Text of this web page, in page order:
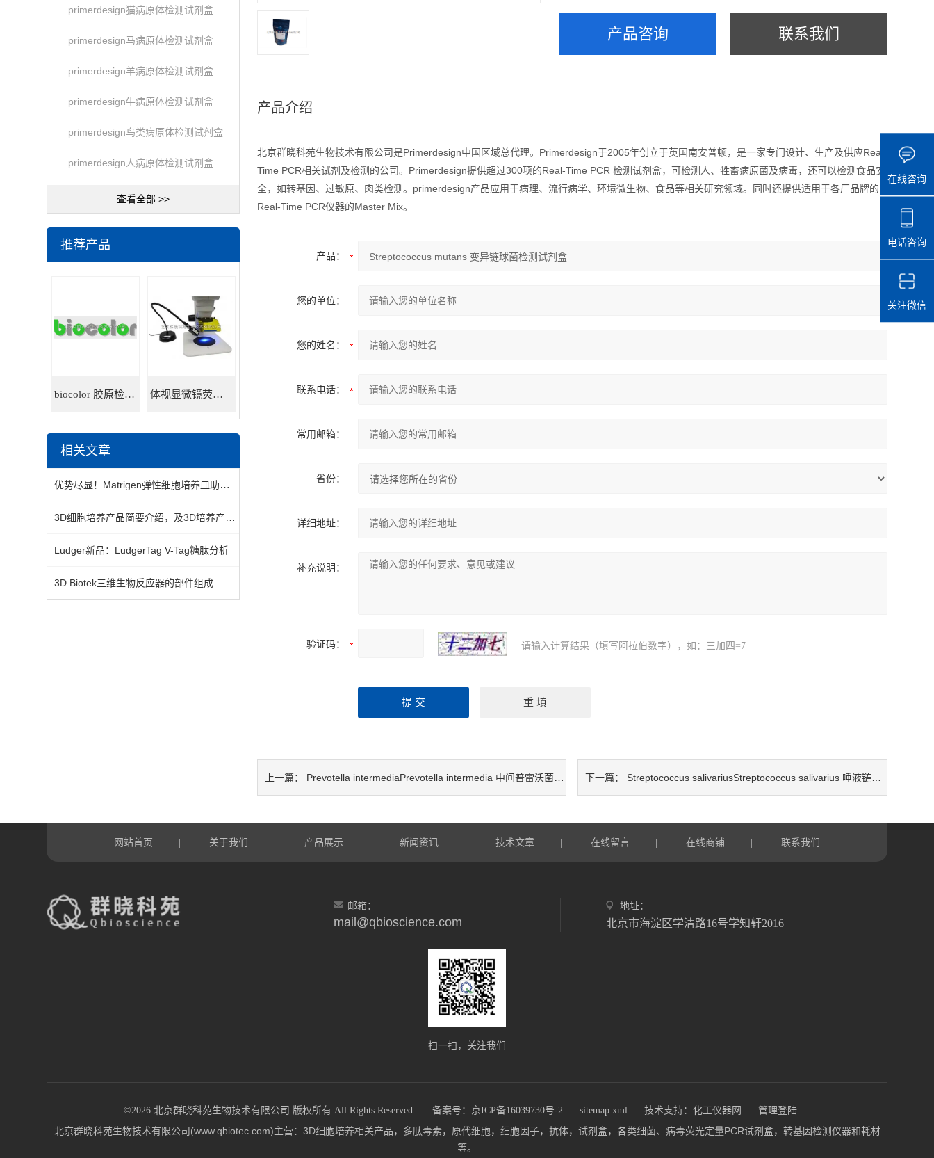
primerdesign猫病原体检测试剂盒
primerdesign马病原体检测试剂盒
primerdesign羊病原体检测试剂盒
primerdesign牛病原体检测试剂盒
primerdesign鸟类病原体检测试剂盒
primerdesign人病原体检测试剂盒
查看全部 >>
推荐产品
biocolor 胶原检测试剂盒 体视显微镜荧光适配器
相关文章
优势尽显！Matrigen弹性细胞培养皿助力高效细胞培养
3D细胞培养产品简要介绍，及3D培养产品的分类
Ludger新品：LudgerTag V-Tag糖肽分析
3D Biotek三维生物反应器的部件组成
产品咨询 联系我们
产品介绍
北京群晓科苑生物技术有限公司是Primerdesign中国区域总代理。Primerdesign于2005年创立于英国南安普顿，是一家专门设计、生产及供应Real-
Time PCR相关试剂及检测的公司。Primerdesign提供超过300项的Real-Time PCR 检测试剂盒，可检测人、牲畜病原菌及病毒，还可以检测食品安
全，如转基因、过敏原、肉类检测。primerdesign产品应用于病理、流行病学、环境微生物、食品等相关研究领域。同时还提供适用于各厂品牌的
Real-Time PCR仪器的Master Mix。
产品：
您的单位：
您的姓名：
联系电话：
常用邮箱：
省份：
详细地址：
补充说明：
验证码： 请输入计算结果（填写阿拉伯数字），如：三加四=7
上一篇： Prevotella intermediaPrevotella intermedia 中间普雷沃菌检测试剂盒 下一篇： Streptococcus salivariusStreptococcus salivarius 唾液链球菌检测试剂盒
网站首页 关于我们 产品展示 新闻资讯 技术文章 在线留言 在线商铺 联系我们
邮箱：
mail@qbioscience.com
地址：
北京市海淀区学清路16号学知轩2016
扫一扫，关注我们
©2026 北京群晓科苑生物技术有限公司 版权所有 All Rights Reserved. 备案号：京ICP备16039730号-2 sitemap.xml 技术支持： 化工仪器网 管理登陆
北京群晓科苑生物技术有限公司(www.qbiotec.com)主营：3D细胞培养相关产品，多肽毒素，原代细胞，细胞因子，抗体，试剂盒，各类细菌、病毒荧光定量PCR试剂盒，转基因检测仪器和耗材
等。
在线咨询
电话咨询
关注微信